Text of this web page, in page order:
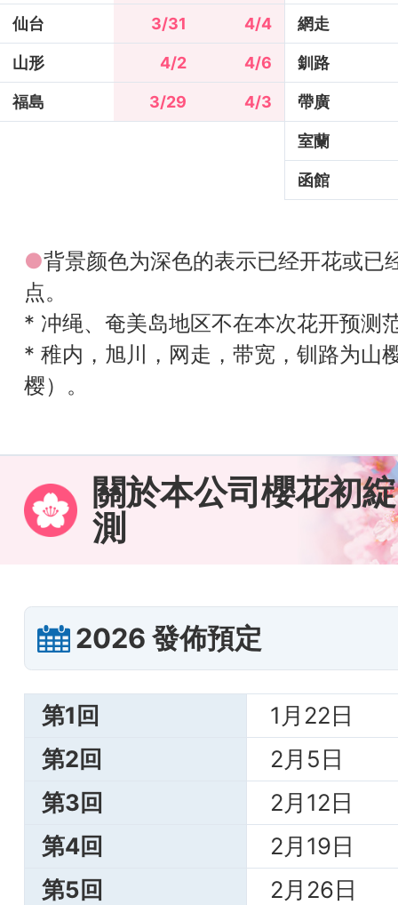
仙台 3/31 4/4
山形 4/2 4/6
福島 3/29 4/3
網走
釧路
帶廣
室蘭
函館
●背景颜色为深色的表示已经开花或已
点。
* 冲绳、奄美岛地区不在本次花开预测
* 稚内，旭川，网走，带宽，钏路为山
樱）。
關於本公司櫻花初
測
2026 發佈預定
第1回
1月22日
第2回
2月5日
第3回
2月12日
第4回
2月19日
第5回
2月26日